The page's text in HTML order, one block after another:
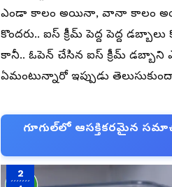
ఎండా కాలం అయినా, వానా కాలం
కొందరు.. ఐస్ క్రీమ్ పెద్ద పెద్ద
కానీ.. ఓపెన్ చేసిన ఐస్ క్రీమ్ డబ్బాని
ఏమంటున్నారో ఇప్పుడు
గూగుల్‌లో ఆసక్తికరమైన
2